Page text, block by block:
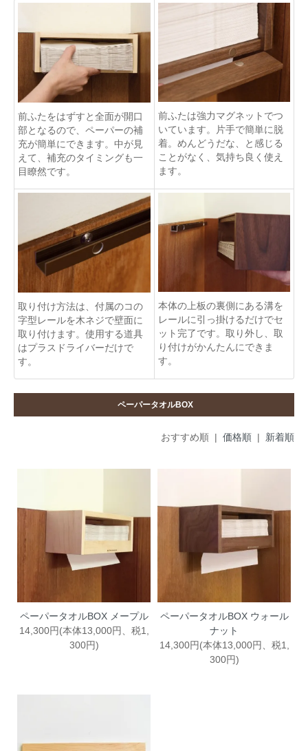
前ふたをはずすと全面が開口
部となるので、ペーパーの補
充が簡単にできます。中が見
えて、補充のタイミングも一
目瞭然です。
前ふたは強力マグネットでつ
いています。片手で簡単に脱
着。めんどうだな、と感じる
ことがなく、気持ち良く使え
ます。
取り付け方法は、付属のコの
字型レールを木ネジで壁面に
取り付けます。使用する道具
はプラスドライバーだけで
す。
本体の上板の裏側にある溝を
レールに引っ掛けるだけでセ
ット完了です。取り外し、取
り付けがかんたんにできま
す。
ペーパータオルBOX
おすすめ順 | 価格順 | 新着順
ペーパータオルBOX メープル
14,300円(本体13,000円、税1,
300円)
ペーパータオルBOX ウォール
ナット
14,300円(本体13,000円、税1,
300円)